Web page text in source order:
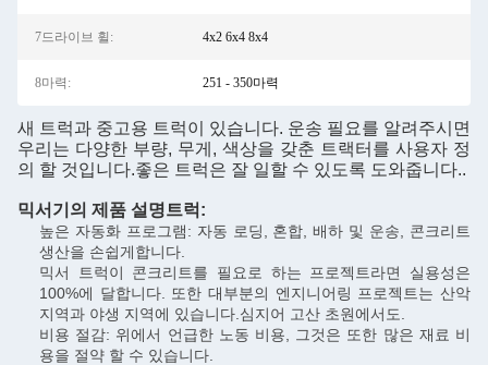
7드라이브 휠: 4x2 6x4 8x4
8마력: 251 - 350마력
새 트럭과 중고용 트럭이 있습니다. 운송 필요를 알려주시면
우리는 다양한 부량, 무게, 색상을 갖춘 트랙터를 사용자 정
의 할 것입니다.좋은 트럭은 잘 일할 수 있도록 도와줍니다..
믹서기의 제품 설명트럭 :
높은 자동화 프로그램: 자동 로딩, 혼합, 배하 및 운송, 콘크리트
생산을 손쉽게합니다.
믹서 트럭이 콘크리트를 필요로 하는 프로젝트라면 실용성은
100%에 달합니다. 또한 대부분의 엔지니어링 프로젝트는 산악
지역과 야생 지역에 있습니다.심지어 고산 초원에서도.
비용 절감: 위에서 언급한 노동 비용, 그것은 또한 많은 재료 비
용을 절약 할 수 있습니다.